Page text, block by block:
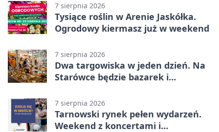
7 sierpnia 2026
Tysiące roślin w Arenie Jaskółka.
Ogrodowy kiermasz już w weekend
7 sierpnia 2026
Dwa targowiska w jeden dzień. Na
Starówce będzie bazarek i
7 sierpnia 2026
Tarnowski rynek pełen wydarzeń.
Weekend z koncertami i